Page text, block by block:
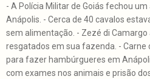
- A Polícia Militar de Goiás fechou
Anápolis. - Cerca de 40 cavalos
sem alimentação. - Zezé di
resgatados em sua fazenda. - Carne
para fazer hambúrgueres em
com exames nos animais e prisão